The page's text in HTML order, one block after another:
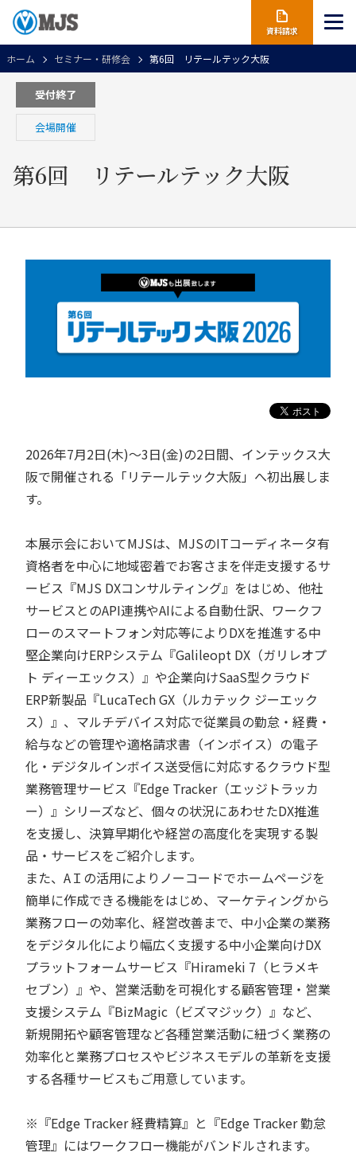
資料請求
ホーム セミナー・研修会 第6回 リテールテック大阪
受付終了
会場開催
第6回 リテールテック大阪
2026年7月2日(木)～3日(金)の2日間、インテックス大
阪で開催される「リテールテック大阪」へ初出展しま
す。
本展示会においてMJSは、MJSのITコーディネータ有
資格者を中心に地域密着でお客さまを伴走支援するサ
ービス『MJS DXコンサルティング』をはじめ、他社
サービスとのAPI連携やAIによる自動仕訳、ワークフ
ローのスマートフォン対応等によりDXを推進する中
堅企業向けERPシステム『Galileopt DX（ガリレオプ
ト ディーエックス）』や企業向けSaaS型クラウド
ERP新製品『LucaTech GX（ルカテック ジーエック
ス）』、マルチデバイス対応で従業員の勤怠・経費・
給与などの管理や適格請求書（インボイス）の電子
化・デジタルインボイス送受信に対応するクラウド型
業務管理サービス『Edge Tracker（エッジトラッカ
ー）』シリーズなど、個々の状況にあわせたDX推進
を支援し、決算早期化や経営の高度化を実現する製
品・サービスをご紹介します。
また、AＩの活用によりノーコードでホームページを
簡単に作成できる機能をはじめ、マーケティングから
業務フローの効率化、経営改善まで、中小企業の業務
をデジタル化により幅広く支援する中小企業向けDX
プラットフォームサービス『Hirameki 7（ヒラメキ
セブン）』や、営業活動を可視化する顧客管理・営業
支援システム『BizMagic（ビズマジック）』など、
新規開拓や顧客管理など各種営業活動に紐づく業務の
効率化と業務プロセスやビジネスモデルの革新を支援
する各種サービスもご用意しています。
※『Edge Tracker 経費精算』と『Edge Tracker 勤怠
管理』にはワークフロー機能がバンドルされます。